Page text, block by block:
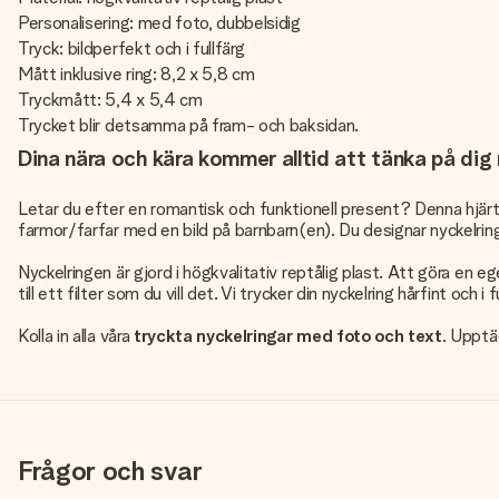
Personalisering: med foto, dubbelsidig
Tryck: bildperfekt och i fullfärg
Mått inklusive ring: 8,2 x 5,8 cm
Tryckmått: 5,4 x 5,4 cm
Trycket blir detsamma på fram- och baksidan.
Dina nära och kära kommer alltid att tänka på
Letar du efter en romantisk och funktionell present? Denna
farmor/farfar med en bild på barnbarn(en). Du designar
Nyckelringen är gjord i högkvalitativ reptålig plast. Att göra en
till ett filter som du vill det. Vi trycker din nyckelring hårfint och i
Kolla in alla våra tryckta nyckelringar med foto och text.
Frågor och svar